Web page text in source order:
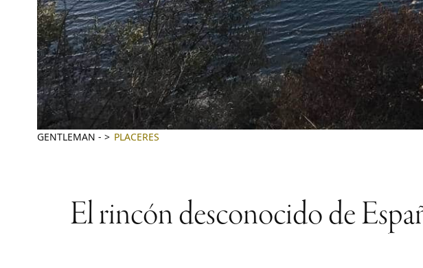
GENTLEMAN - PLACERES
El rincón desconocido de